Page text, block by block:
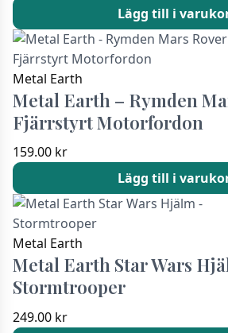
Lägg till i
Metal Earth
Metal Earth – Rymden
Fjärrstyrt Motorfordon
159.00 kr
Lägg till i
Metal Earth
Metal Earth Star Wars
Stormtrooper
249.00 kr